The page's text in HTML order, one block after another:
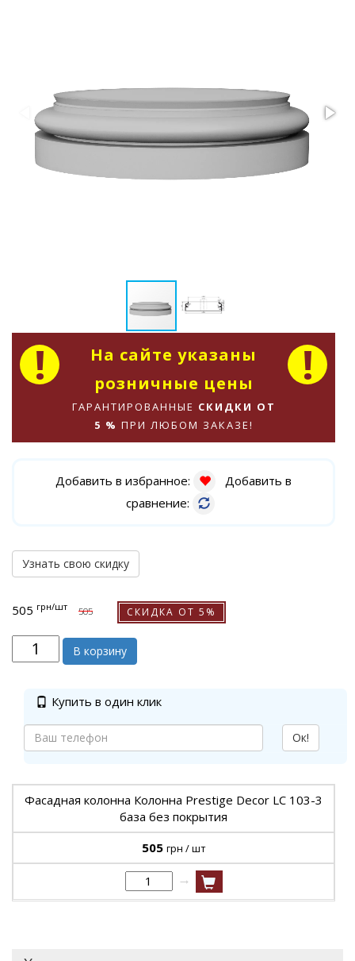
На сайте указаны
розничные цены
ГАРАНТИРОВАННЫЕ СКИДКИ ОТ
5 % ПРИ ЛЮБОМ ЗАКАЗЕ!
Добавить в избранное:
Добавить в
сравнение:
Узнать свою скидку
505 грн/шт 505 СКИДКА ОТ 5%
В корзину
Купить в один клик
Ок!
Фасадная колонна Колонна Prestige Decor LC 103-3
база без покрытия
505 грн / шт
→